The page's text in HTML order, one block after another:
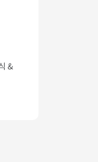
&